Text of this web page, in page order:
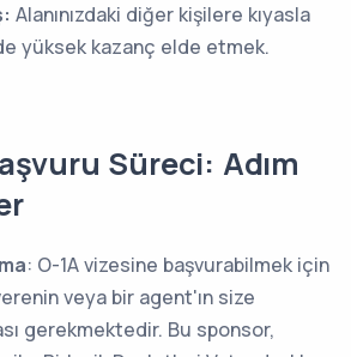
Alanınızdaki diğer kişilere kıyasla
yüksek kazanç elde etmek.
Süreci: Adım
: O-1A vizesine başvurabilmek için
veya bir agent'ın size
gerekmektedir. Bu sponsor,